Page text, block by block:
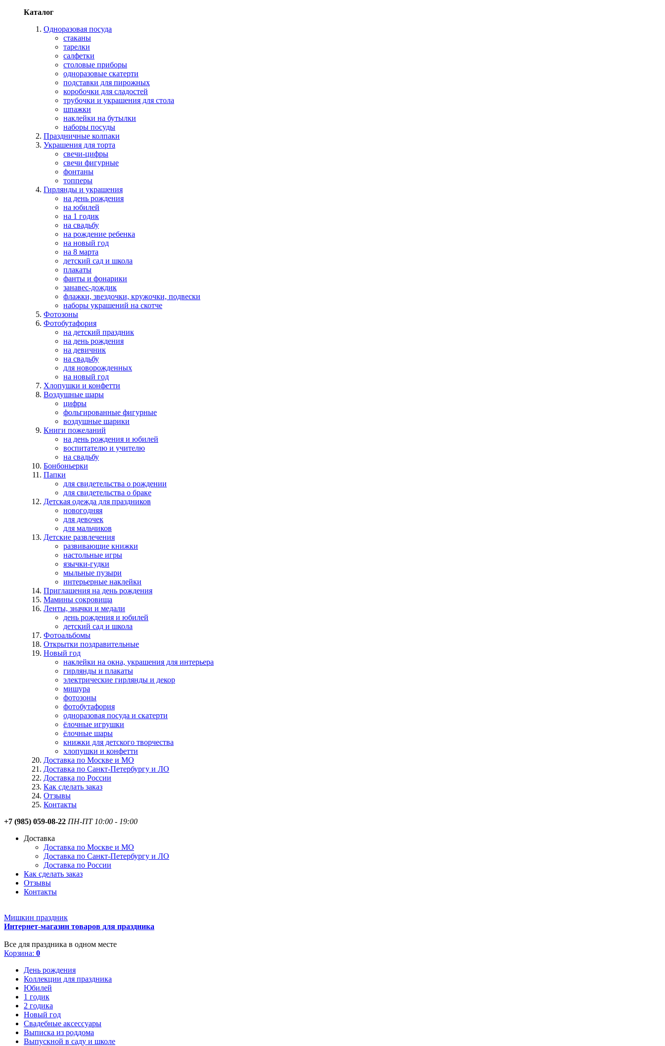
Каталог
Одноразовая посуда
стаканы
тарелки
салфетки
столовые приборы
одноразовые скатерти
подставки для пирожных
коробочки для сладостей
трубочки и украшения для стола
шпажки
наклейки на бутылки
наборы посуды
Праздничные колпаки
Украшения для торта
свечи-цифры
свечи фигурные
фонтаны
топперы
Гирлянды и украшения
на день рождения
на юбилей
на 1 годик
на свадьбу
на рождение ребенка
на новый год
на 8 марта
детский сад и школа
плакаты
фанты и фонарики
занавес-дождик
флажки, звездочки, кружочки, подвески
наборы украшений на скотче
Фотозоны
Фотобутафория
на детский праздник
на день рождения
на девичник
на свадьбу
для новорожденных
на новый год
Хлопушки и конфетти
Воздушные шары
цифры
фольгированные фигурные
воздушные шарики
Книги пожеланий
на день рождения и юбилей
воспитателю и учителю
на свадьбу
Бонбоньерки
Папки
для свидетельства о рождении
для свидетельства о браке
Детская одежда для праздников
новогодняя
для девочек
для мальчиков
Детские развлечения
развивающие книжки
настольные игры
язычки-гудки
мыльные пузыри
интерьерные наклейки
Приглашения на день рождения
Мамины сокровища
Ленты, значки и медали
день рождения и юбилей
детский сад и школа
Фотоальбомы
Открытки поздравительные
Новый год
наклейки на окна, украшения для интерьера
гирлянды и плакаты
электрические гирлянды и декор
мишура
фотозоны
фотобутафория
одноразовая посуда и скатерти
ёлочные игрушки
ёлочные шары
книжки для детского творчества
хлопушки и конфетти
Доставка по Москве и МО
Доставка по Санкт-Петербургу и ЛО
Доставка по России
Как сделать заказ
Отзывы
Контакты
+7 (985) 059-08-22 ПН-ПТ 10:00 - 19:00
Доставка
Доставка по Москве и МО
Доставка по Санкт-Петербургу и ЛО
Доставка по России
Как сделать заказ
Отзывы
Контакты
Мишкин праздник
Интернет-магазин товаров для праздника
Все для праздника в одном месте
Корзина: 0
День рождения
Коллекции для праздника
Юбилей
1 годик
2 годика
Новый год
Свадебные аксессуары
Выписка из роддома
Выпускной в саду и школе